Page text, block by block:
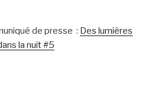
de presse : Des lumières
la nuit #5